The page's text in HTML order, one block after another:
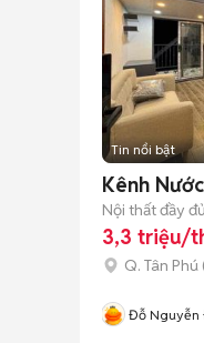
Tin nổi bật
Kênh
Nội thất đầy đủ
3,3 triệu/
Q. Tân Phú
Đỗ Nguyễn